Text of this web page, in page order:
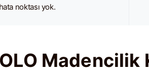
noktası yok.
Madencilik